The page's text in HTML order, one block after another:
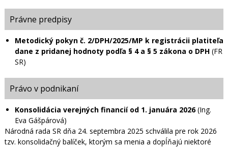
Právne predpisy
Metodický pokyn č. 2/DPH/2025/MP k registrácii platiteľa
dane z pridanej hodnoty podľa § 4 a § 5 zákona o DPH (FR
SR)
Právo v podnikaní
Konsolidácia verejných financií od 1. januára 2026(Ing.
Eva Gášpárová)
Národná rada SR dňa 24. septembra 2025 schválila pre rok 2026
tzv. konsolidačný balíček, ktorým sa menia a dopĺňajú niektoré